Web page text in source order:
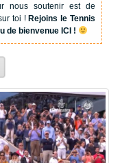
nous soutenir est de
toi !Rejoins le Tennis
de bienvenue ICI !